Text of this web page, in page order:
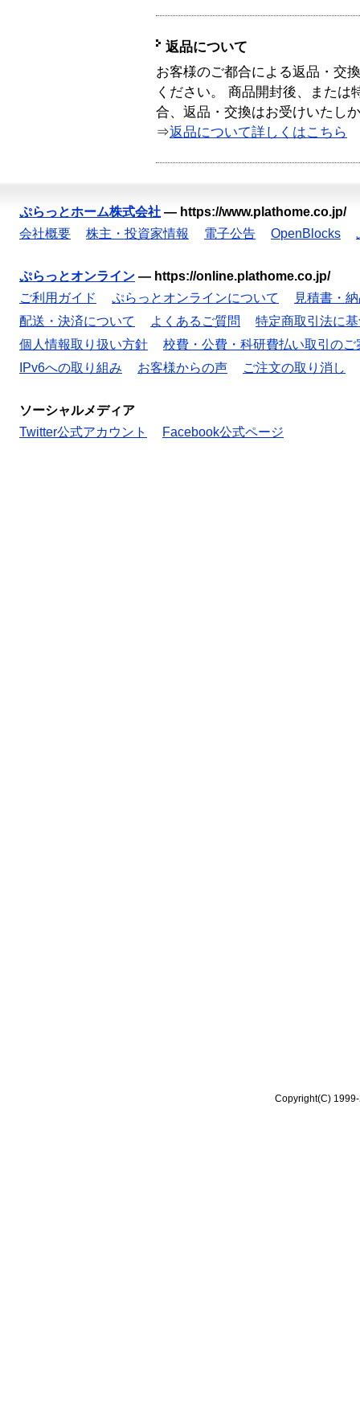
返品について
お客様のご都合による返品・交
ください。 商品開封後、または
合、返品・交換はお受けいたし
⇒返品について詳しくはこちら
ぷらっとホーム株式会社 — https://www.plathome.co.jp/
会社概要
株主・投資家情報 電子公告 OpenBlocks
ぷらっとオンライン — https://online.plathome.co.jp/
ご利用ガイド
ぷらっとオンラインについて
見積書・
配送・決済について
よくあるご質問
特定商取引法に
個人情報取り扱い方針
校費・公費・科研費払い取引のご
IPv6への取り組み
お客様からの声 ご注文の取り消し
ソーシャルメディア
Twitter公式アカウント
Facebook公式ページ
Copyright(C)